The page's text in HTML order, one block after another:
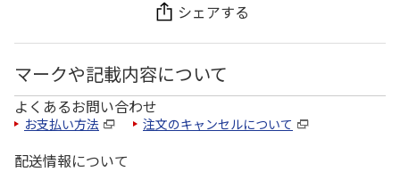
シェアする
マークや記載内容について
よくあるお問い合わせ
お支払い方法 注文のキャンセルについて
配送情報について